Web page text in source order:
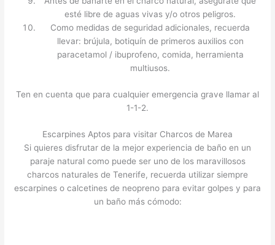
esté libre de aguas vivas y/o otros peligros.
Como medidas de seguridad adicionales, recuerda
llevar: brújula, botiquín de primeros auxilios con
paracetamol / ibuprofeno, comida, herramienta
multiusos.
Ten en cuenta que para cualquier emergencia grave llamar al
1-1-2.
Escarpines Aptos para visitar Charcos de Marea
Si quieres disfrutar de la mejor experiencia de baño en un
paraje natural como puede ser uno de los maravillosos
charcos naturales de Tenerife, recuerda utilizar siempre
escarpines o calcetines de neopreno para evitar golpes y para
un baño más cómodo: